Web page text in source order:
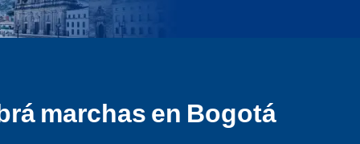
marchas en Bogotá